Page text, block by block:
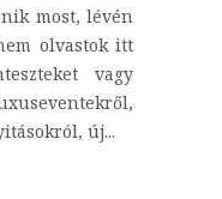
most, lévén
olvastok itt
vagy
új...